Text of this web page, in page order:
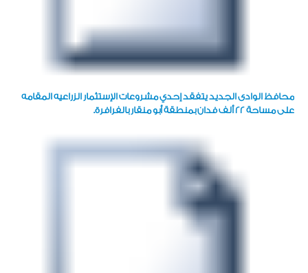
محافظ الوادى الجديد يتفقد إحدي مشروعات الإستثمار الزراعيه المقامه
على مساحة 22 ألف فدان بمنطقة أبو منقار بالفرافرة.